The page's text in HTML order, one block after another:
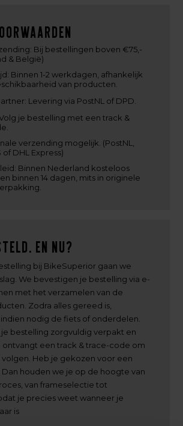
Bij bestellingen boven €75,-
& België)
Binnen 1-2 werkdagen, afhankelijk
van producten.
Levering via PostNL of DPD.
je bestelling met een track &
verzending mogelijk. (PostNL,
of DHL Express)
Binnen Nederland kosteloos
binnen 14 dagen, mits in originele
En nu?
bij BikeSuperior gaan we
We bevestigen je bestelling via e-
met het verzamelen van de
Zodra alles gereed is,
nodig de fiets of onderdelen.
bestelling zorgvuldig verpakt en
ontvangt een track & trace-code om
Heb je gekozen voor een
Dan houden we je op de hoogte van
van frameselectie tot
je precies weet wanneer je
is